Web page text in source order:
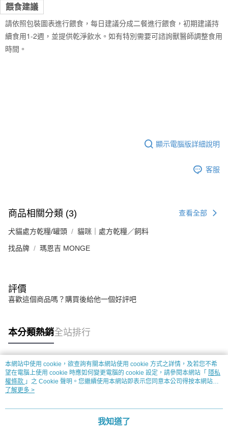
餵食建議
請依照包裝圖表進行餵食，每日建議分成二餐進行餵食，初期建議持
續食用1-2週，並提供乾淨飲水。如有特別需要可諮詢獸醫師調整食用
時間。
顯示電腦版詳細說明
客服
商品相關分類 (3) 查看全部
犬貓處方乾糧/罐頭 貓咪｜處方乾糧／飼料
找品牌 瑪恩吉 MONGE
評價
喜歡這個商品嗎？購買後給他一個好評吧
本分類熱銷全站排行
熱門標籤
本網站中使用 cookie，欲查詢有關本網站使用 cookie 方式之詳情，及若您不希
望在電腦上使用 cookie 時應如何變更電腦的 cookie 設定，請參閱本網站「 隱私
權條款 」之 Cookie 聲明。您繼續使用本網站即表示您同意本公司得按本網站使
用條款之 Cookie 聲明使用 cookie。
了解更多 >
我知道了